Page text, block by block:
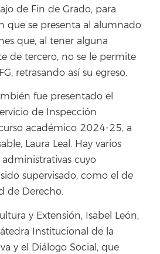
de Fin de Grado, para
que se presenta al alumnado
que, al tener alguna
de tercero, no se le permite
retrasando así su egreso.
fue presentado el
de Inspección
académico 2024-25, a
Laura Leal. Hay varios
cuyo
supervisado, como el de
de Derecho.
y Extensión, Isabel León,
Institucional de la
y el Diálogo Social, que